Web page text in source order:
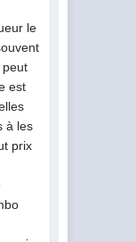
le
peut
est
à les
prix